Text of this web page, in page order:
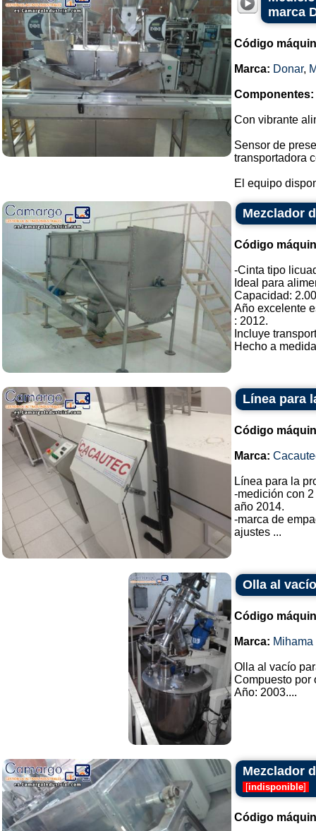
marca
Código
Marca: Donar,
Componentes:
Con vibrante
Sensor de
transportadora
El equipo
Mezclador
Código
-Cinta tipo
Ideal para
Capacidad:
Año excelente
: 2012.
Incluye
Hecho a
Línea para
Código
Marca:
Línea para la
-medición con
año 2014.
-marca de
ajustes ...
Olla al
Código
Marca:
Olla al vacío
Compuesto por
Año: 2003....
Mezclador
[indisponible]
Código